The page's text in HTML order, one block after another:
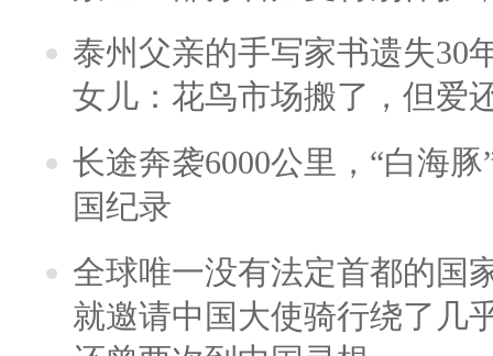
泰州父亲的手写家书遗失30
女儿：花鸟市场搬了，但爱
长途奔袭6000公里，“白海
国纪录
全球唯一没有法定首都的国
就邀请中国大使骑行绕了几